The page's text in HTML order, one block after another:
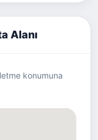
Alanı
konumuna